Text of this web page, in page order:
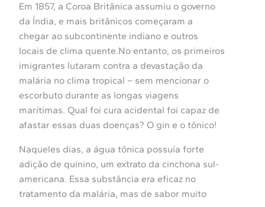
Em 1857, a Coroa Britânica assumiu o governo
da Índia, e mais britânicos começaram a
chegar ao subcontinente indiano e outros
locais de clima quente.No entanto, os primeiros
imigrantes lutaram contra a devastação da
malária no clima tropical – sem mencionar o
escorbuto durante as longas viagens
marítimas. Qual foi cura acidental foi capaz de
afastar essas duas doenças? O gin e o tônico!
Naqueles dias, a água tônica possuía forte
adição de quinino, um extrato da cinchona sul-
americana. Essa substância era eficaz no
tratamento da malária, mas de sabor muito